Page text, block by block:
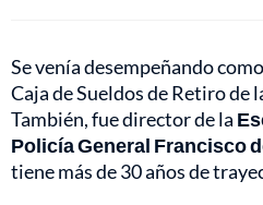
Se venía desempeñando
Caja de Sueldos de Retiro de
También, fue director de la
Policía General Francisco
tiene más de 30 años de